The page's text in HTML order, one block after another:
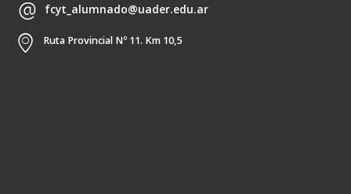
fcyt_alumnado@uader.edu.ar
Ruta Provincial Nº 11. Km 10,5